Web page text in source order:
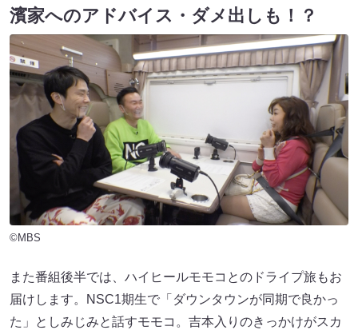
濱家へのアドバイス・ダメ出しも！？
©MBS
また番組後半では、ハイヒールモモコとのドライプ旅もお
届けします。NSC1期生で「ダウンタウンが同期で良かっ
た」としみじみと話すモモコ。吉本入りのきっかけがスカ